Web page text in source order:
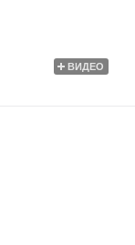
ВИДЕО